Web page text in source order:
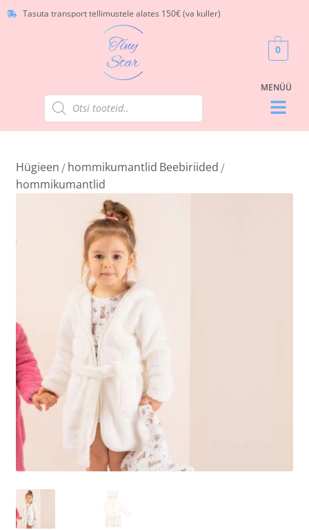
Tasuta transport tellimustele alates 150€ (va kuller)
0
Hügieen / hommikumantlid Beebiriided /
hommikumantlid